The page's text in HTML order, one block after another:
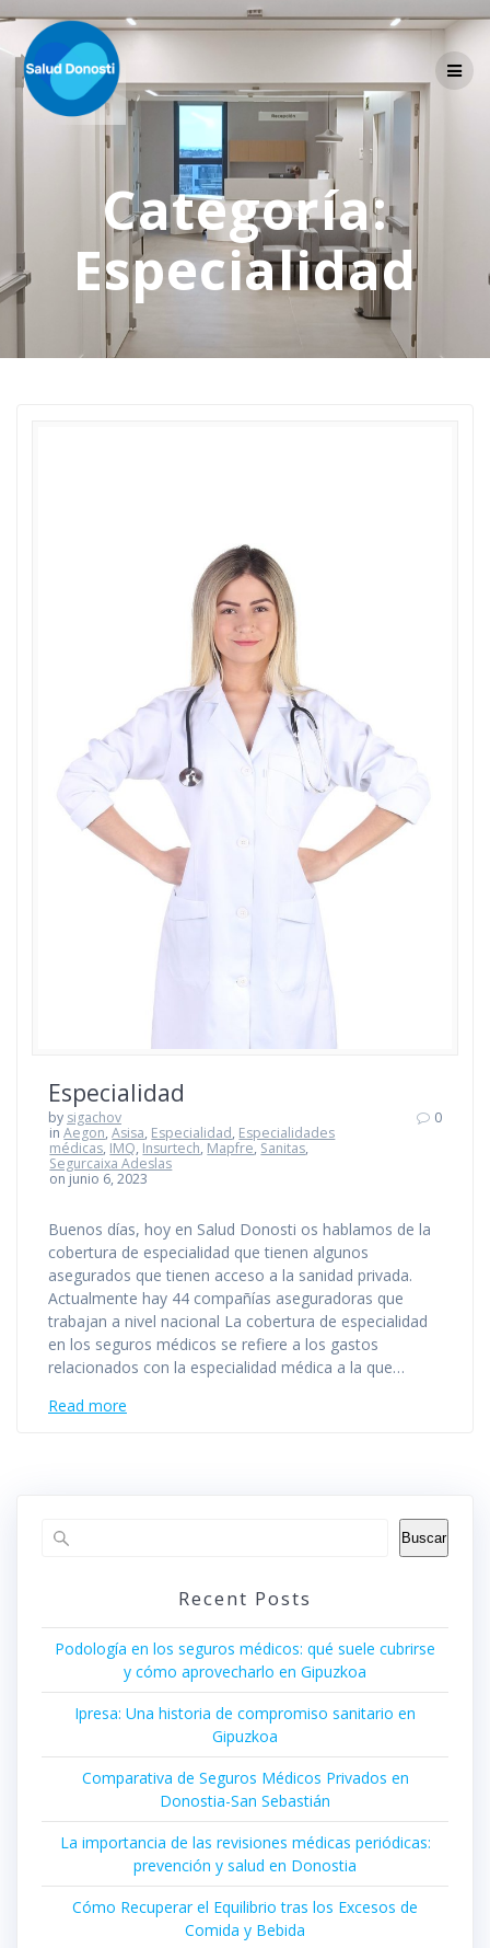
Skip
to
Categoría:
Especialidad
Especialidad
by sigachov
inAegon,Asisa, Especialidad, Especialidades
médicas, IMQ, Insurtech, Mapfre, Sanitas,
Segurcaixa Adeslas
on junio 6, 2023
0
Buenos días, hoy en Salud Donosti os hablamos de la
cobertura de especialidad que tienen algunos
asegurados que tienen acceso a la sanidad privada.
Actualmente hay 44 compañías aseguradoras que
trabajan a nivel nacional La cobertura de especialidad
en los seguros médicos se refiere a los gastos
relacionados con la especialidad médica a la que…
Read more
Buscar
Recent Posts
Podología en los seguros médicos: qué suele cubrirse
y cómo aprovecharlo en Gipuzkoa
Ipresa: Una historia de compromiso sanitario en
Gipuzkoa
Comparativa de Seguros Médicos Privados en
Donostia-San Sebastián
La importancia de las revisiones médicas periódicas:
prevención y salud en Donostia
Cómo Recuperar el Equilibrio tras los Excesos de
Comida y Bebida